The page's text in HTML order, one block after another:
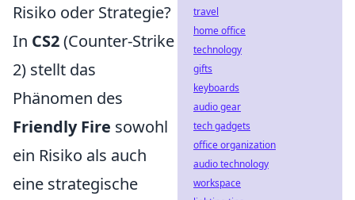
Risiko oder Strategie?
In CS2(Counter-Strike
2) stellt das
Phänomen des
Friendly Fire sowohl
ein Risiko als auch
eine strategische
travel
home office
technology
gifts
keyboards
audio gear
tech gadgets
office organization
audio technology
workspace